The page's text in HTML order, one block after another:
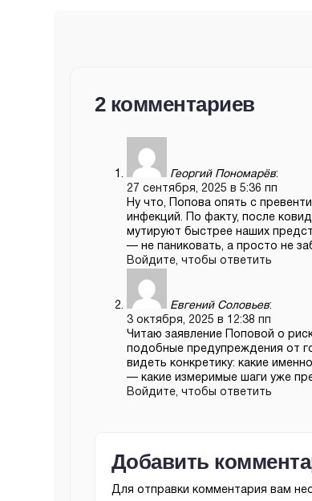
2 комментариев
Георгий Пономарёв:
27 сентября, 2025 в 5:36 пп
Ну что, Попова опять с
инфекций. По факту, после
мутируют быстрее наших
— не паниковать, а просто не
Войдите, чтобы ответить
Евгений Соловьев:
3 октября, 2025 в 12:38 пп
Читаю заявление Поповой о
подобные предупреждения от
видеть конкретику: какие
— какие измеримые шаги уже
Войдите, чтобы ответить
Добавить
Для отправки комментария вам